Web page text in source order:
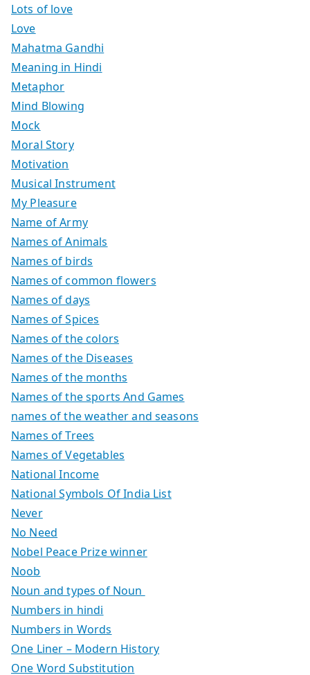
Lots of love
Love
Mahatma Gandhi
Meaning in Hindi
Metaphor
Mind Blowing
Mock
Moral Story
Motivation
Musical Instrument
My Pleasure
Name of Army
Names of Animals
Names of birds
Names of common flowers
Names of days
Names of Spices
Names of the colors
Names of the Diseases
Names of the months
Names of the sports And Games
names of the weather and seasons
Names of Trees
Names of Vegetables
National Income
National Symbols Of India List
Never
No Need
Nobel Peace Prize winner
Noob
Noun and types of Noun
Numbers in hindi
Numbers in Words
One Liner – Modern History
One Word Substitution